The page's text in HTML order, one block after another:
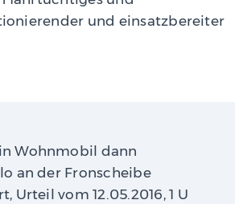
und einsatzbereiter
Wohnmobil dann
an der Fronscheibe
vom 12.05.2016, 1 U